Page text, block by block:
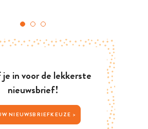
in voor de lekkerste
nieuwsbrief!
JOUW NIEUWSBRIEFKEUZE >